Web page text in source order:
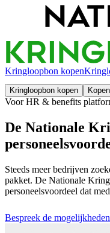
Kringloopbon kopen
Kringloopbon kopen Kopen
Voor HR & benefits
De Nationale
Steeds meer bedrijven
pakket. De Nationale
personeelsvoordeel dat
Bespreek de mogelijkheden